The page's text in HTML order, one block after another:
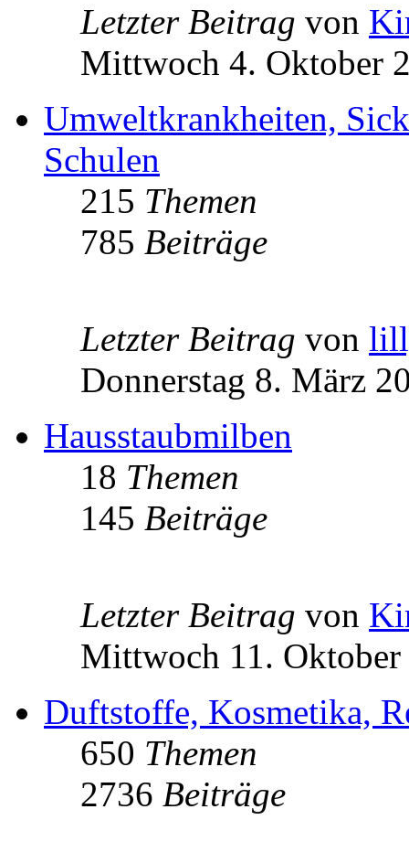
Letzter Beitrag von
Mittwoch 4. Oktober
Umweltkrankheiten,
Schulen
215 Themen
785 Beiträge
Letzter Beitrag von
Donnerstag 8. März
Hausstaubmilben
18 Themen
145 Beiträge
Letzter Beitrag von
Mittwoch 11.
Duftstoffe, Kosmetika,
650 Themen
2736 Beiträge